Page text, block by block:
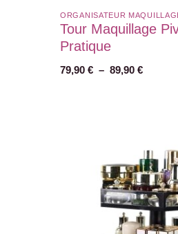
ORGANISATEUR
Tour Maquillage
Pratique
79,90 € – 89,90 €